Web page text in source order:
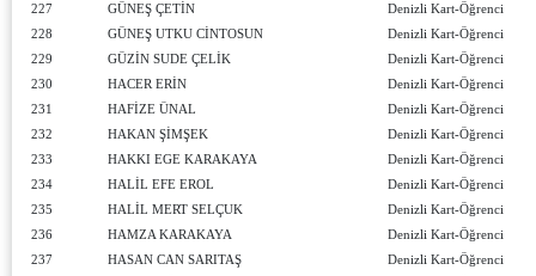
227
GÜNEŞ ÇETİN
Denizli Kart-Öğrenci
228
GÜNEŞ UTKU CİNTOSUN
Denizli Kart-Öğrenci
229
GÜZİN SUDE ÇELİK
Denizli Kart-Öğrenci
230
HACER ERİN
Denizli Kart-Öğrenci
231
HAFİZE ÜNAL
Denizli Kart-Öğrenci
232
HAKAN ŞİMŞEK
Denizli Kart-Öğrenci
233
HAKKI EGE KARAKAYA
Denizli Kart-Öğrenci
234
HALİL EFE EROL
Denizli Kart-Öğrenci
235
HALİL MERT SELÇUK
Denizli Kart-Öğrenci
236
HAMZA KARAKAYA
Denizli Kart-Öğrenci
237
HASAN CAN SARITAŞ
Denizli Kart-Öğrenci